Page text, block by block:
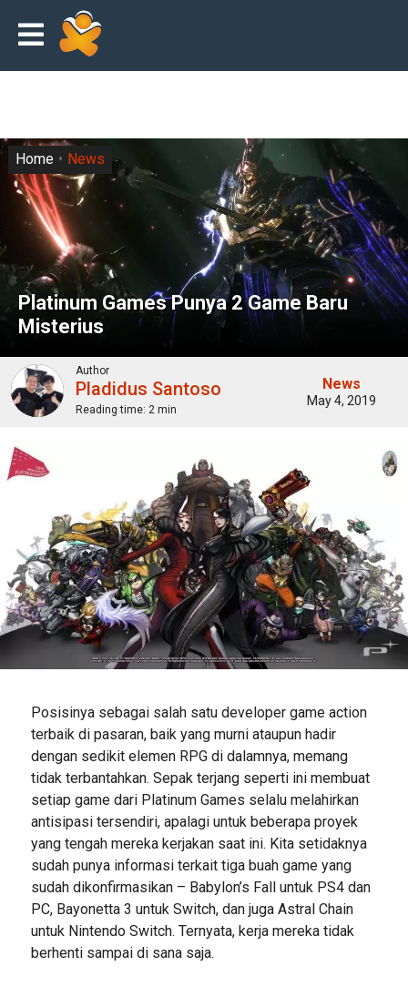
Platinum Games Punya 2 Game Baru
Misterius
Home News
Author
Pladidus Santoso
Reading time: 2 min
News
May 4, 2019
Posisinya sebagai salah satu developer game action
terbaik di pasaran, baik yang murni ataupun hadir
dengan sedikit elemen RPG di dalamnya, memang
tidak terbantahkan. Sepak terjang seperti ini membuat
setiap game dari Platinum Games selalu melahirkan
antisipasi tersendiri, apalagi untuk beberapa proyek
yang tengah mereka kerjakan saat ini. Kita setidaknya
sudah punya informasi terkait tiga buah game yang
sudah dikonfirmasikan – Babylon’s Fall untuk PS4 dan
PC, Bayonetta 3 untuk Switch, dan juga Astral Chain
untuk Nintendo Switch. Ternyata, kerja mereka tidak
berhenti sampai di sana saja.